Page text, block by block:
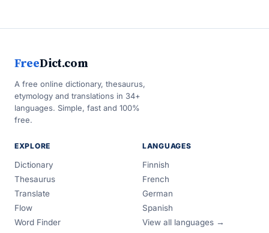
FreeDict.com
A free online dictionary, thesaurus,
etymology and translations in 34+
languages. Simple, fast and 100%
free.
EXPLORE
Dictionary
Thesaurus
Translate
Flow
Word Finder
LANGUAGES
Finnish
French
German
Spanish
View all languages →